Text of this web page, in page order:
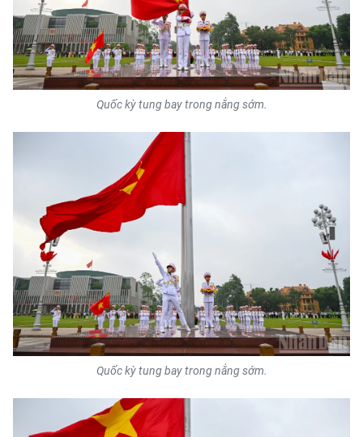
Quốc kỳ tung bay trong nắng sớm.
Quốc kỳ tung bay trong nắng sớm.